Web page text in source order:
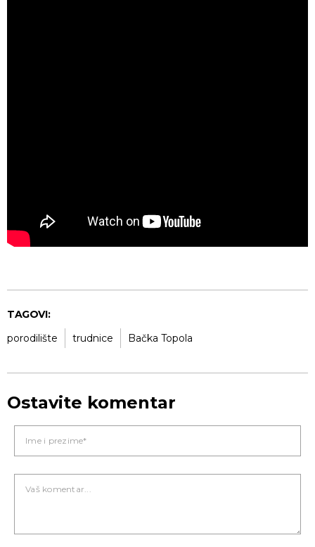
TAGOVI:
porodilište
trudnice Bačka Topola
Ostavite komentar